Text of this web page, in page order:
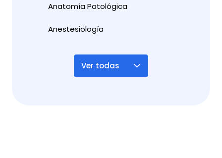
Anatomía Patológica
Anestesiología
Ver todas